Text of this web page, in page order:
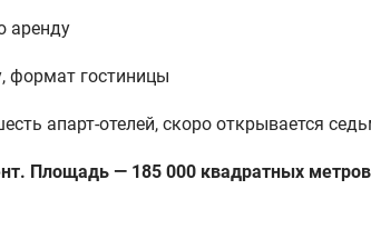
аренду
формат гостиницы
апарт-отелей, скоро открывается
Площадь — 185 000 квадратных